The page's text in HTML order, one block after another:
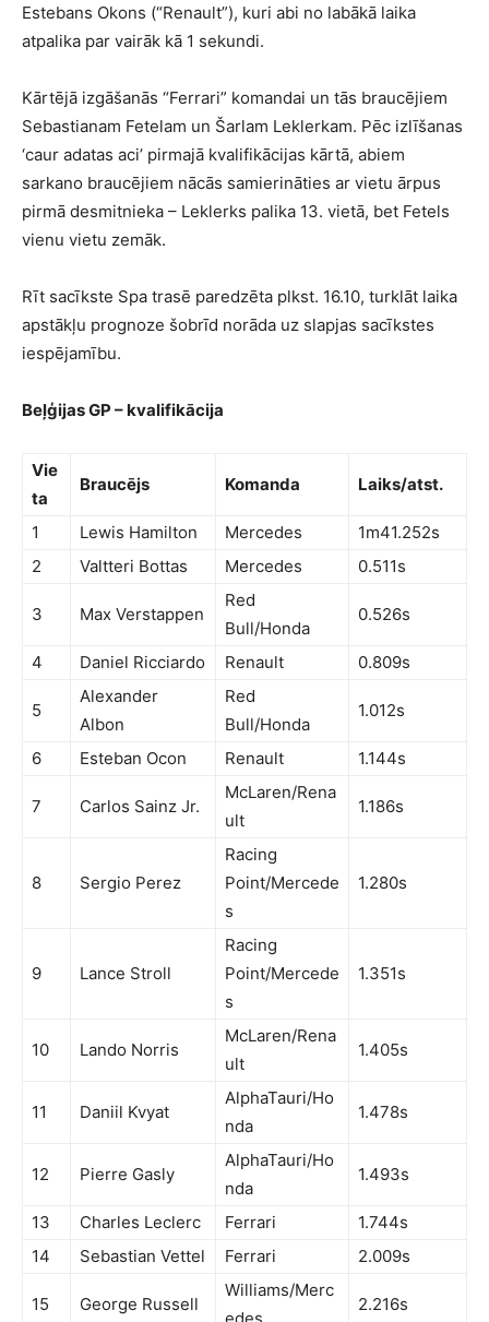
Estebans Okons (“Renault”), kuri abi no labākā laika
atpalika par vairāk kā 1 sekundi.
Kārtējā izgāšanās “Ferrari” komandai un tās braucējiem
Sebastianam Fetelam un Šarlam Leklerkam. Pēc izlīšanas
‘caur adatas aci’ pirmajā kvalifikācijas kārtā, abiem
sarkano braucējiem nācās samierināties ar vietu ārpus
pirmā desmitnieka – Leklerks palika 13. vietā, bet Fetels
vienu vietu zemāk.
Rīt sacīkste Spa trasē paredzēta plkst. 16.10, turklāt laika
apstākļu prognoze šobrīd norāda uz slapjas sacīkstes
iespējamību.
Beļģijas GP – kvalifikācija
Vie
ta
Braucējs Komanda Laiks/atst.
1 Lewis Hamilton Mercedes
1m41.252s
2
Valtteri Bottas Mercedes 0.511s
3 Max Verstappen
Red
Bull/Honda
0.526s
4 Daniel Ricciardo Renault 0.809s
5
Alexander
Albon
Red
Bull/Honda
1.012s
6 Esteban Ocon Renault 1.144s
7 Carlos Sainz Jr.
McLaren/Rena
ult
1.186s
8 Sergio Perez
Racing
Point/Mercede
s
1.280s
9 Lance Stroll
Racing
Point/Mercede
s
1.351s
10 Lando Norris
McLaren/Rena
ult
1.405s
11 Daniil Kvyat
AlphaTauri/Ho
nda
1.478s
12 Pierre Gasly
AlphaTauri/Ho
nda
1.493s
13 Charles Leclerc Ferrari
1.744s
14
Sebastian Vettel Ferrari 2.009s
15 George Russell
Williams/Merc
edes
2.216s